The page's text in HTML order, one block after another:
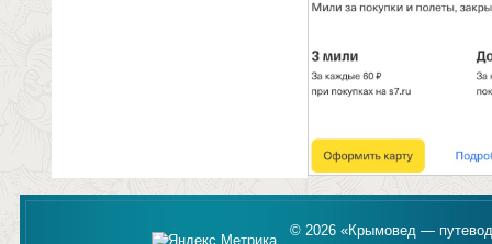
© 2026 «Крымовед —